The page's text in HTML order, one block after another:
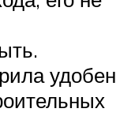
удобен